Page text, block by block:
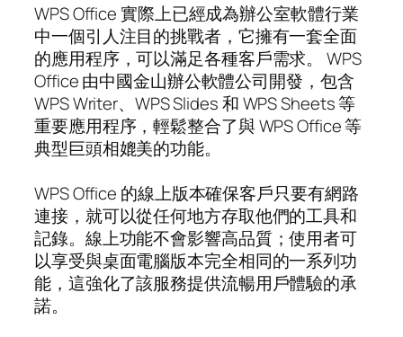
WPS Office 實際上已經成為辦公室軟體行業
中一個引人注目的挑戰者，它擁有一套全面
的應用程序，可以滿足各種客戶需求。 WPS
Office 由中國金山辦公軟體公司開發，包含
WPS Writer、WPS Slides 和 WPS Sheets 等
重要應用程序，輕鬆整合了與 WPS Office 等
典型巨頭相媲美的功能。
WPS Office 的線上版本確保客戶只要有網路
連接，就可以從任何地方存取他們的工具和
記錄。線上功能不會影響高品質；使用者可
以享受與桌面電腦版本完全相同的一系列功
能，這強化了該服務提供流暢用戶體驗的承
諾。